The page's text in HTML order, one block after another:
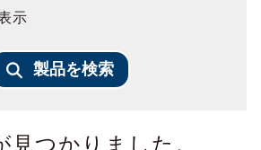
示
製品を検索
つかりました。